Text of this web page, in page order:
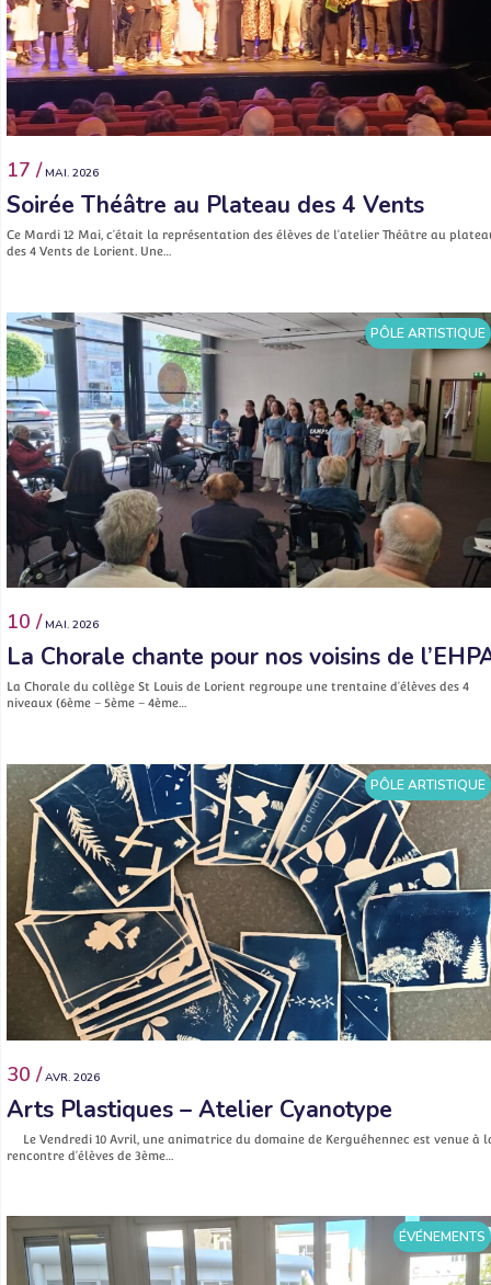
17 / MAI. 2026
Soirée Théâtre au Plateau des 4 Vents
Ce Mardi 12 Mai, c’était la représentation des élèves de l’atelier Théâtre au
des 4 Vents de Lorient. Une…
PÔLE ARTISTIQUE
10 / MAI. 2026
La Chorale chante pour nos voisins de
La Chorale du collège St Louis de Lorient regroupe une trentaine d’élèves des 4
niveaux (6ème – 5ème – 4ème…
PÔLE ARTISTIQUE
30 / AVR. 2026
Arts Plastiques – Atelier Cyanotype
Le Vendredi 10 Avril, une animatrice du domaine de Kerguéhennec est venue à
rencontre d’élèves de 3ème…
ÉVÉNEMENTS